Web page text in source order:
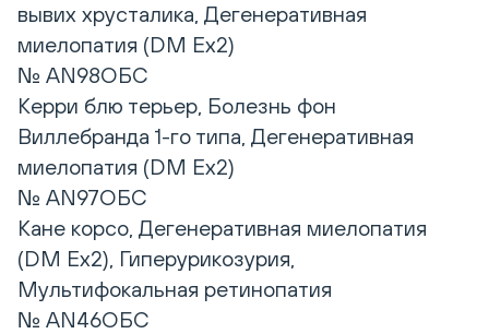
вывих хрусталика, Дегенеративная
миелопатия (DM Ex2)
№ AN98ОБС
Керри блю терьер, Болезнь фон
Виллебранда 1-го типа, Дегенеративная
миелопатия (DM Ex2)
№ AN97ОБС
Кане корсо, Дегенеративная миелопатия
(DM Ex2), Гиперурикозурия,
Мультифокальная ретинопатия
№ AN46ОБС